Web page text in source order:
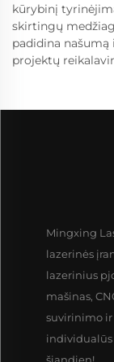
kūrybinį
skirtingų
padidina
projektų
Mingxing
lazerinės
lazerinius
mašinas,
suvirinimo ir
individualūs
šiandien!